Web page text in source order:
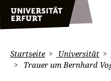
Startseite Universität
Trauer um Bernhard